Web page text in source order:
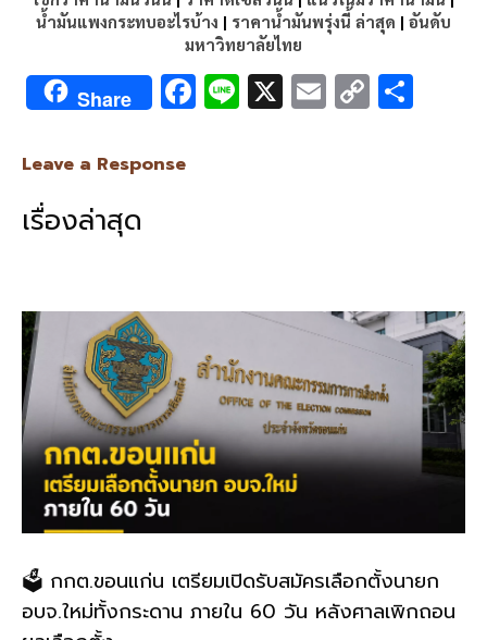
น้ำมันแพงกระทบอะไรบ้าง | ราคาน้ำมันพรุ่งนี้ ล่าสุด | อันดับ
มหาวิทยาลัยไทย
Share F
k
Li X E C
Leave a Response
เรื่องล่าสุด
🗳️ กกต.ขอนแก่น เตรียมเปิดรับสมัครเลือกตั้งนายก
อบจ.ใหม่ทั้งกระดาน ภายใน 60 วัน หลังศาลเพิกถอน